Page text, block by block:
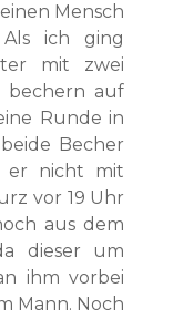
Mensch
ich ging
mit zwei
bechern auf
Runde in
Becher
er nicht mit
vor 19 Uhr
aus dem
dieser um
ihm vorbei
Mann. Noch